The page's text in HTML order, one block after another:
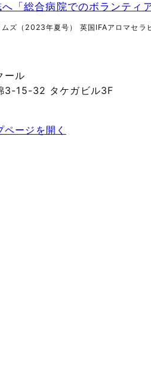
「総合病院でのボランティ
ムズ（2023年夏号） 英国IFAアロマセ
ール
3-15-32 タケガビル3F
ージを開く